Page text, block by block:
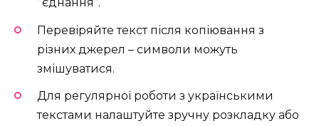
’ єднання”.
Перевіряйте текст після копіювання з
різних джерел – символи можуть
змішуватися.
Для регулярної роботи з українськими
текстами налаштуйте зручну розкладку або